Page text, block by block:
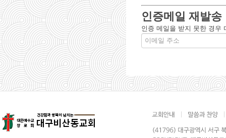
인증메일 재발송
인증 메일을 받지 못한 경우